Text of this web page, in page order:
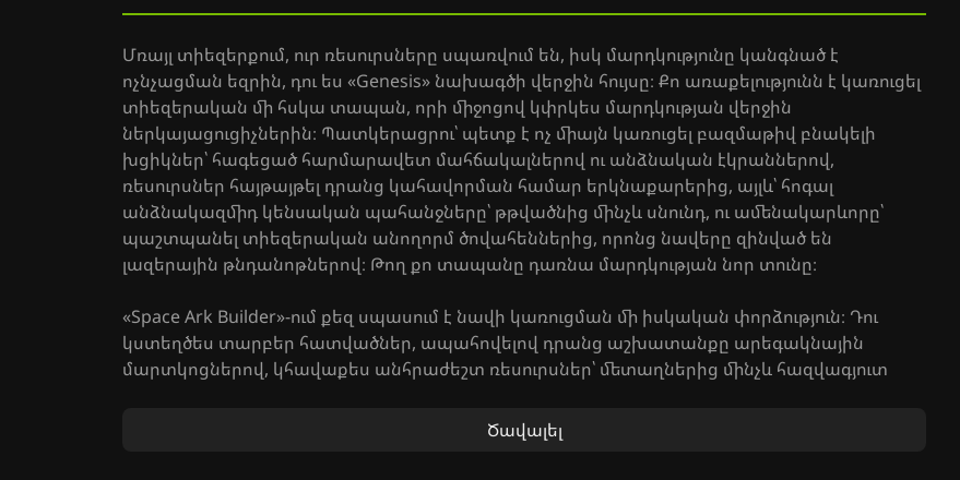
Մռայլ տիեզերքում, ուր ռեսուրսները սպառվում են, իսկ մարդկությունը կանգնած է
ոչնչացման եզրին, դու ես «Genesis» նախագծի վերջին հույսը։ Քո առաքելությունն է կառուցել
տիեզերական մի հսկա տապան, որի միջոցով կփրկես մարդկության վերջին
ներկայացուցիչներին։ Պատկերացրու՝ պետք է ոչ միայն կառուցել բազմաթիվ բնակելի
խցիկներ՝ հագեցած հարմարավետ մահճակալներով ու անձնական էկրաններով,
ռեսուրսներ հայթայթել դրանց կահավորման համար երկնաքարերից, այլև՝ հոգալ
անձնակազմիդ կենսական պահանջները՝ թթվածնից մինչև սնունդ, ու ամենակարևորը՝
պաշտպանել տիեզերական անողորմ ծովահեններից, որոնց նավերը զինված են
լազերային թնդանոթներով։ Թող քո տապանը դառնա մարդկության նոր տունը։
«Space Ark Builder»-ում քեզ սպասում է նավի կառուցման մի իսկական փորձություն։ Դու
կստեղծես տարբեր հատվածներ, ապահովելով դրանց աշխատանքը արեգակնային
մարտկոցներով, կհավաքես անհրաժեշտ ռեսուրսներ՝ մետաղներից մինչև հազվագյուտ
գտնելու համար։ Բայց մի մոռացիր զգոն լինել. դու միայնակ չես այս տիեզերքում։
Անընդհատ պետք է կռվել այլմոլորակային վտանգների դեմ, որոնք միշտ փորձում են
Ծավալել